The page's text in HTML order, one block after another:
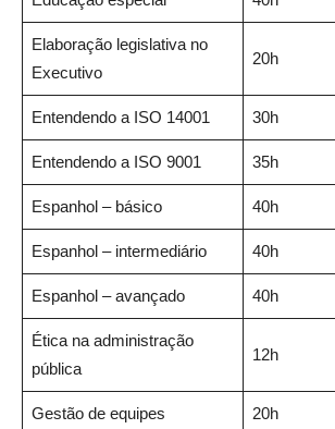
Elaboração legislativa no
Executivo
20h
Entendendo a ISO 14001 30h
Entendendo a ISO 9001 35h
Espanhol – básico 40h
Espanhol – intermediário 40h
Espanhol – avançado 40h
Ética na administração
pública
12h
Gestão de equipes 20h